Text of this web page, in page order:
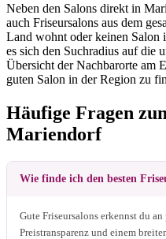
Neben den Salons direkt in
auch Friseursalons aus dem
Land wohnt oder keinen Salon
es sich den Suchradius auf die
Übersicht der Nachbarorte am
guten Salon in der Region zu
Häufige Fragen
Mariendorf
Wie finde ich den besten
Gute Friseursalons erkennst du
Preistransparenz und einem